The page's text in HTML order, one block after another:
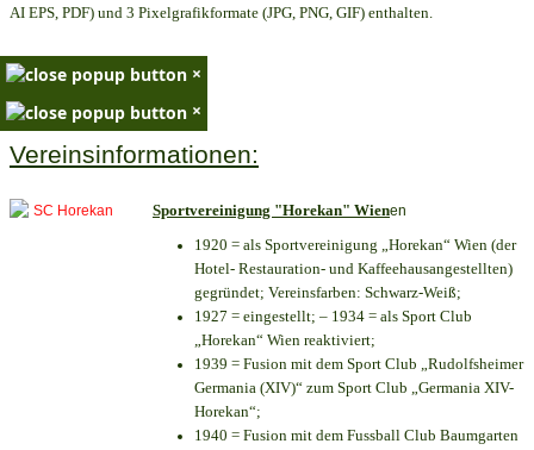
AI EPS, PDF) und 3 Pixelgrafikformate (JPG, PNG, GIF) enthalten.
×
×
Vereinsinformationen:
Sportvereinigung "Horekan" Wienen
1920 = als Sportvereinigung „Horekan“ Wien (der
Hotel- Restauration- und Kaffeehausangestellten)
gegründet; Vereinsfarben: Schwarz-Weiß;
1927 = eingestellt; – 1934 = als Sport Club
„Horekan“ Wien reaktiviert;
1939 = Fusion mit dem Sport Club „Rudolfsheimer
Germania (XIV)“ zum Sport Club „Germania XIV-
Horekan“;
1940 = Fusion mit dem Fussball Club Baumgarten